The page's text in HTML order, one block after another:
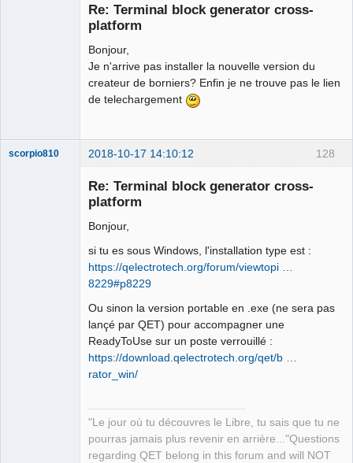
Re: Terminal block generator cross-
platform
Bonjour,
Je n'arrive pas installer la nouvelle version du
createur de borniers? Enfin je ne trouve pas le lien
de telechargement
128
scorpio810 2018-10-17 14:10:12
Re: Terminal block generator cross-
platform
Bonjour,
si tu es sous Windows, l'installation type est :
https://qelectrotech.org/forum/viewtopi …
8229#p8229
Ou sinon la version portable en .exe (ne sera pas
lançé par QET) pour accompagner une
ReadyToUse sur un poste verrouillé :
https://download.qelectrotech.org/qet/b …
rator_win/
"Le jour où tu découvres le Libre, tu sais que tu ne
pourras jamais plus revenir en arrière..."Questions
regarding QET belong in this forum and will NOT